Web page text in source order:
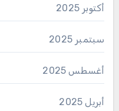
أكتوبر 2025
سبتمبر 2025
أغسطس 2025
أبريل 2025